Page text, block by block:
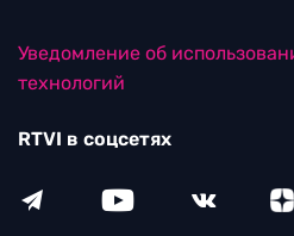
Уведомление об
технологий
RTVI в соцсетях